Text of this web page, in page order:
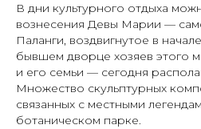
В дни культурного отдыха
вознесения Девы Марии —
Паланги, воздвигнутое в
бывшем дворце хозяев этого
и его семьи — сегодня
Множество скульптурных
связанных с местными
ботаническом парке.